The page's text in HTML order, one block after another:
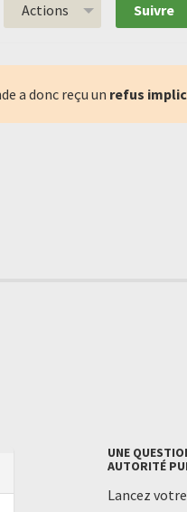
Actions Suivre
a donc reçu un refus
UNE
AUTORITÉ
Lancez